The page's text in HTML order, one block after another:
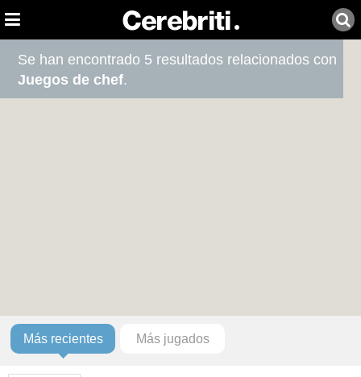
Se han encontrado 5 resultados relacionados con
Juegos de chef.
Más recientes Más jugados